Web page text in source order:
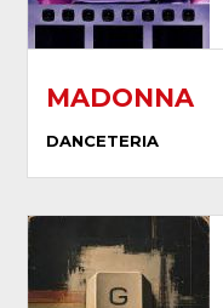
MADONNA
DANCETERIA